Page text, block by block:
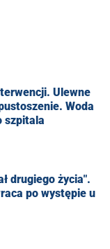
Ulewne
Woda
szpitala
drugiego życia".
po występie u